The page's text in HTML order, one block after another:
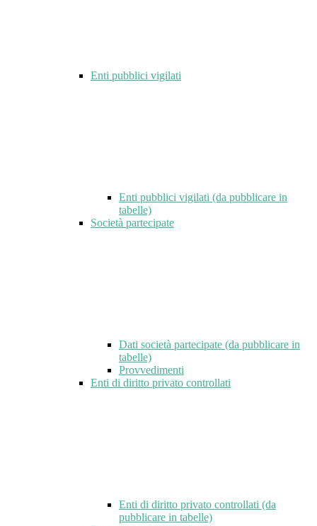
Enti pubblici vigilati
Enti pubblici vigilati (da pubblicare in
tabelle)
Società partecipate
Dati società partecipate (da pubblicare in
tabelle)
Provvedimenti
Enti di diritto privato controllati
Enti di diritto privato controllati (da
pubblicare in tabelle)